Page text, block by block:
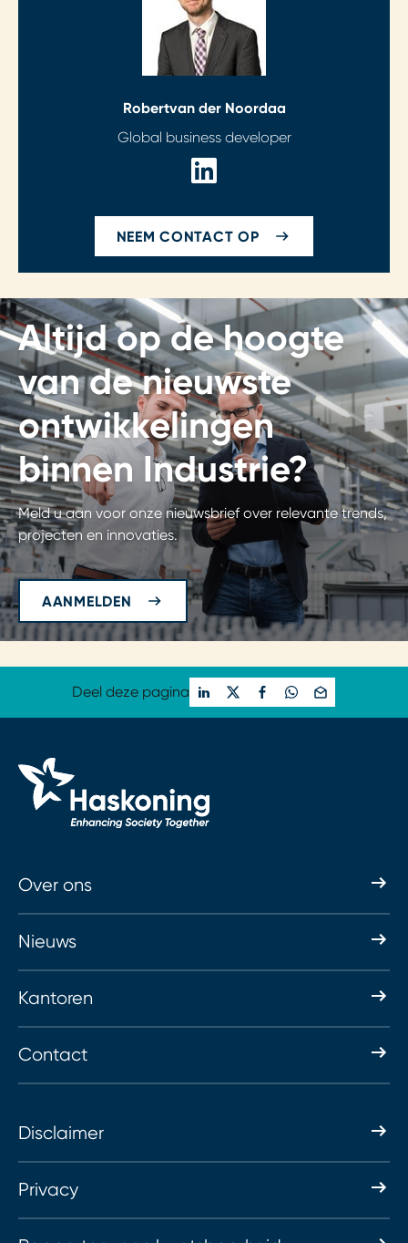
Robertvan der Noordaa
Global business developer
NEEM CONTACT OP
Altijd op de hoogte
van de nieuwste
ontwikkelingen
binnen Industrie?
Meld u aan voor onze nieuwsbrief over relevante trends,
projecten en innovaties.
AANMELDEN
Deel deze pagina
Over ons
Nieuws
Kantoren
Contact
Disclaimer
Privacy